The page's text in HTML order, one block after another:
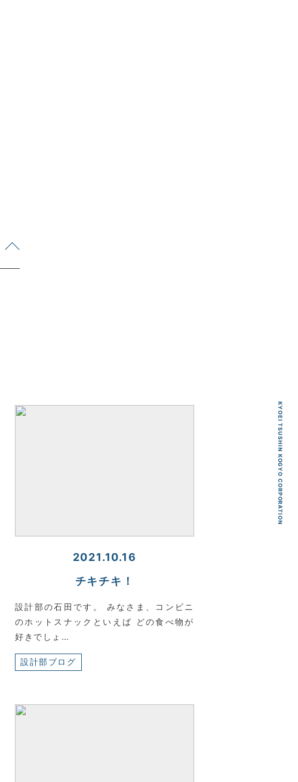
2021.10.16
チキチキ！
設計部の石田です。 みなさま、コンビニ
のホットスナックといえば どの食べ物が
好きでしょ…
設計部ブログ
KYOEI TSUSHIN KOGYO CORPORATION